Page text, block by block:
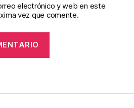
electrónico y web en este
vez que comente.